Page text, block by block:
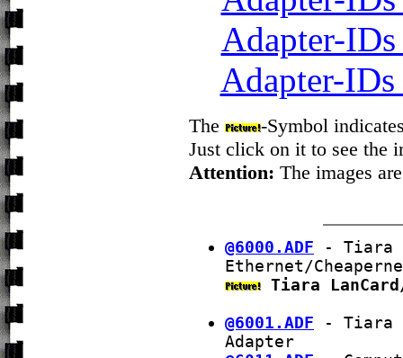
Adapter-
Adapter-
The
-Symbol
Just click on it to see the
Attention: The images
@6000.ADF - Tiara
Ethernet/
Tiara
@6001.ADF - Tiara
Adapter